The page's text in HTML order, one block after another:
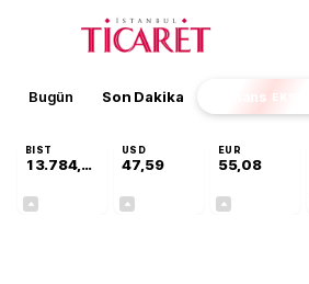
Bugün Son Dakika Finans
BIST
13.784,87
USD
47,59
EUR
55,08